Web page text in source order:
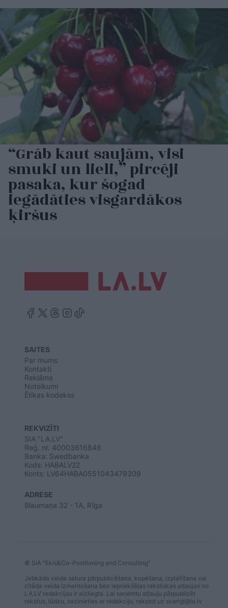
“Grāb kaut saujām, visi
smuki un lieli,” pircēji
pasaka, kur šogad
iegādāties visgardākos
ķiršus
SAITES
Par mums
Kontakti
Reklāma
Noteikumi
Ētikas kodekss
REKVIZĪTI
SIA "LA.LV"
Reģ. nr. 40003616846
Banka: Swedbanka
Kods: HABALV22
Konts: LV64HABA0551043479309
ADRESE
Blaumaņa 32 - 1A, Rīga
© SIA "Ekis&Co-Positioning and Consulting"
Jebkāda veida satura pārpublicēšana, kopēšana, izplatīšana vai
citāda veida izmantošana bez iepriekšējas rakstiskas atļaujas no
LA.LV redakcijas ir aizliegta. Lai saņemtu atļauju pārpublicēt
rakstus, lūdzu, sazinieties ar redakciju, rakstot uz svarigi@la.lv